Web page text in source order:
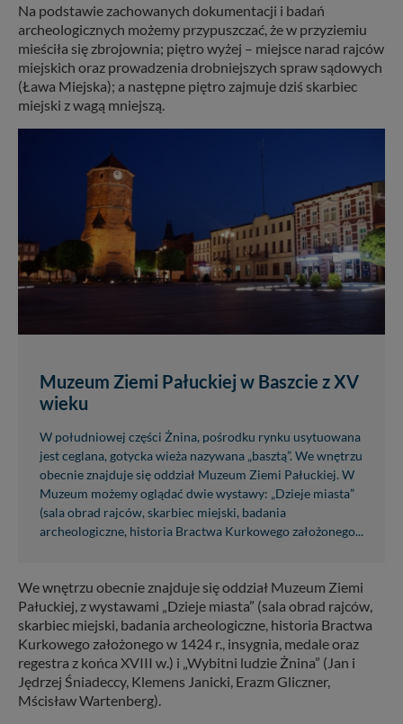
Na podstawie zachowanych dokumentacji i badań
archeologicznych możemy przypuszczać, że w przyziemiu
mieściła się zbrojownia; piętro wyżej – miejsce narad rajców
miejskich oraz prowadzenia drobniejszych spraw sądowych
(Ława Miejska); a następne piętro zajmuje dziś skarbiec
miejski z wagą mniejszą.
Muzeum Ziemi Pałuckiej w Baszcie z XV
wieku
W południowej części Żnina, pośrodku rynku usytuowana
jest ceglana, gotycka wieża nazywana „basztą”. We wnętrzu
obecnie znajduje się oddział Muzeum Ziemi Pałuckiej. W
Muzeum możemy oglądać dwie wystawy: „Dzieje miasta”
(sala obrad rajców, skarbiec miejski, badania
archeologiczne, historia Bractwa Kurkowego założonego...
We wnętrzu obecnie znajduje się oddział Muzeum Ziemi
Pałuckiej, z wystawami „Dzieje miasta” (sala obrad rajców,
skarbiec miejski, badania archeologiczne, historia Bractwa
Kurkowego założonego w 1424 r., insygnia, medale oraz
regestra z końca XVIII w.) i „Wybitni ludzie Żnina” (Jan i
Jędrzej Śniadeccy, Klemens Janicki, Erazm Gliczner,
Mścisław Wartenberg).